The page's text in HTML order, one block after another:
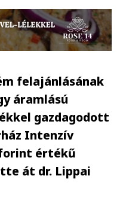
felajánlásának
áramlású
gazdagodott
Intenzív
értékű
át dr. Lippai